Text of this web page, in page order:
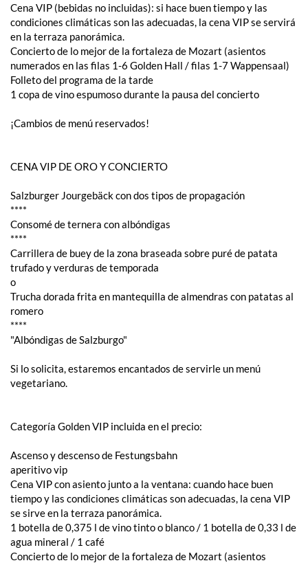
Cena VIP (bebidas no incluidas): si hace buen tiempo y las
condiciones climáticas son las adecuadas, la cena VIP se servirá
en la terraza panorámica.
Concierto de lo mejor de la fortaleza de Mozart (asientos
numerados en las filas 1-6 Golden Hall / filas 1-7 Wappensaal)
Folleto del programa de la tarde
1 copa de vino espumoso durante la pausa del concierto
¡Cambios de menú reservados!
CENA VIP DE ORO Y CONCIERTO
Salzburger Jourgebäck con dos tipos de propagación
****
Consomé de ternera con albóndigas
****
Carrillera de buey de la zona braseada sobre puré de patata
trufado y verduras de temporada
o
Trucha dorada frita en mantequilla de almendras con patatas al
romero
****
"Albóndigas de Salzburgo"
Si lo solicita, estaremos encantados de servirle un menú
vegetariano.
Categoría Golden VIP incluida en el precio:
Ascenso y descenso de Festungsbahn
aperitivo vip
Cena VIP con asiento junto a la ventana: cuando hace buen
tiempo y las condiciones climáticas son adecuadas, la cena VIP
se sirve en la terraza panorámica.
1 botella de 0,375 l de vino tinto o blanco / 1 botella de 0,33 l de
agua mineral / 1 café
Concierto de lo mejor de la fortaleza de Mozart (asientos